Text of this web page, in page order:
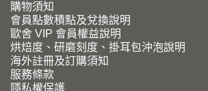
購物須知
會員點數積點及兌換說明
歐舍 VIP 會員權益說明
烘焙度、研磨刻度、掛耳包沖泡說明
海外註冊及訂購須知
服務條款
隱私權保護